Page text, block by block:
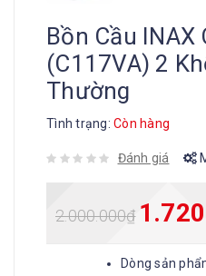
Bồn Cầu INAX
(C117VA) 2
Thường
Tình trạng: Còn hàng
Đánh giá
2.000.000₫
Dòng sản